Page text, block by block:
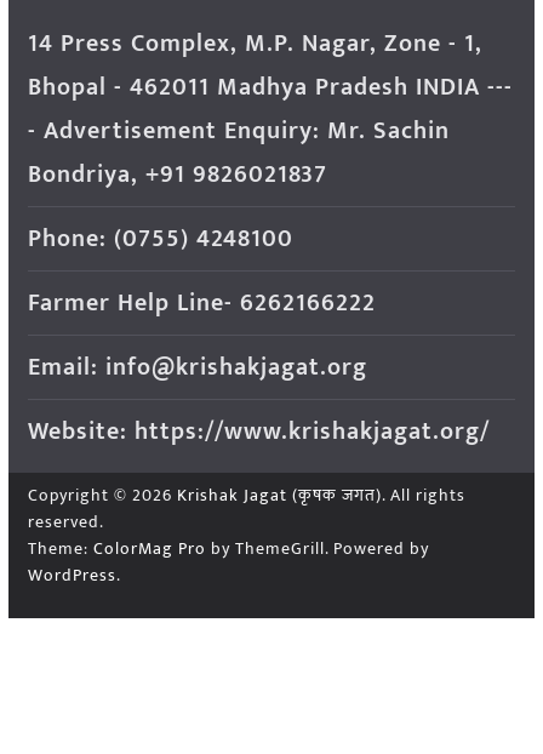
14 Press Complex, M.P. Nagar, Zone - 1,
Bhopal - 462011 Madhya Pradesh INDIA ---
- Advertisement Enquiry: Mr. Sachin
Bondriya, +91 9826021837
Phone: (0755) 4248100
Farmer Help Line- 6262166222
Email: info@krishakjagat.org
Website: https://www.krishakjagat.org/
Copyright © 2026 Krishak Jagat (कृषक जगत). All rights
reserved.
Theme: ColorMag Pro by ThemeGrill. Powered by
WordPress.